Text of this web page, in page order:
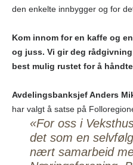
den enkelte innbygger og for
Kom innom for en kaffe og
og juss. Vi gir deg
best mulig rustet for å
Avdelingsbanksjef Anders
har valgt å satse på
«For oss i
det som en
nært samarbeid